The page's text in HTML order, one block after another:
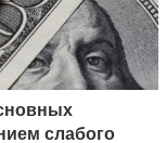
слабого